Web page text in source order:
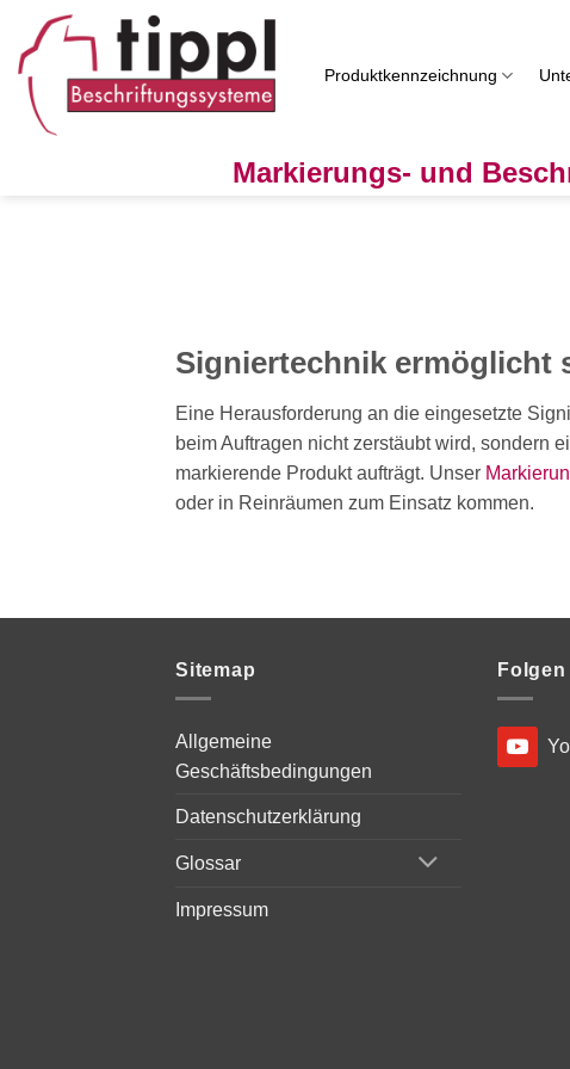
Inhalt
springen
Produktkennzeichnung
Markierungs- und
Signiertechnik ermöglicht
Eine Herausforderung an die eingesetzte
beim Auftragen nicht zerstäubt wird, sondern
markierende Produkt aufträgt. Unser
oder in Reinräumen zum Einsatz kommen.
Sitemap
Allgemeine
Geschäftsbedingungen
Datenschutzerklärung
Glossar
Impressum